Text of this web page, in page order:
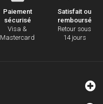
Paiement
sécurisé
Visa &
Mastercard
Satisfait ou
remboursé
Retour sous
14 jours